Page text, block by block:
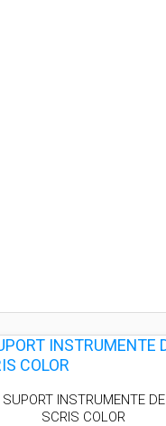
SUPORT INSTRUMENTE DE
SCRIS COLOR